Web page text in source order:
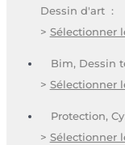
Dessin d'art :
> Sélectionner
Bim, Dessin
> Sélectionner
Protection,
> Sélectionner